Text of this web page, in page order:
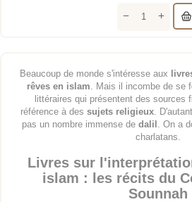
Beaucoup de monde s'intéresse aux
rêves en islam . Mais il incombe de
littéraires qui présentent des sources
référence à des sujets religieux.
pas un nombre immense de dalil . On a
charlatans.
Livres sur
islam : les récits du
Sounnah